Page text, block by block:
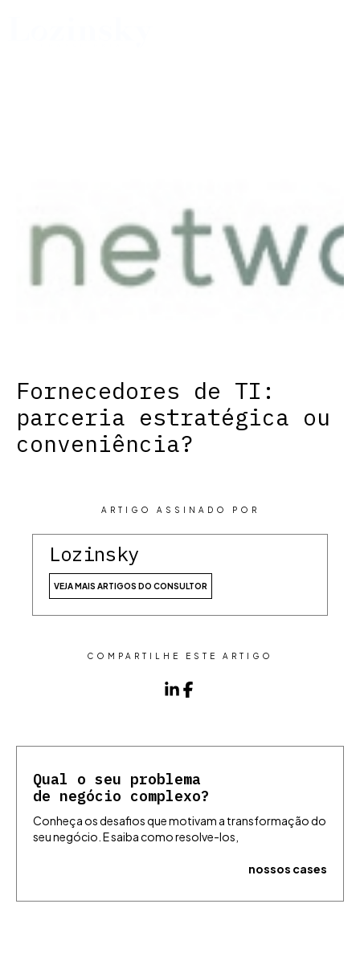
Fornecedores de TI:
parceria estratégica ou
conveniência?
ARTIGO ASSINADO POR
Lozinsky
VEJA MAIS ARTIGOS DO CONSULTOR
COMPARTILHE ESTE ARTIGO
Qual o seu problema
de negócio complexo?
Conheça os desafios que motivam a transformação do
seu negócio. E saiba como resolve-los,
nossos cases